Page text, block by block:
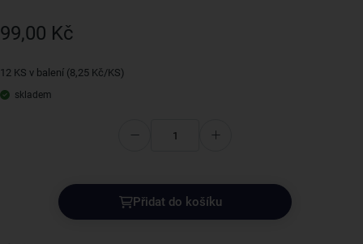
99,00 Kč
12 KS v balení (8,25 Kč/KS)
skladem
Přidat do košíku